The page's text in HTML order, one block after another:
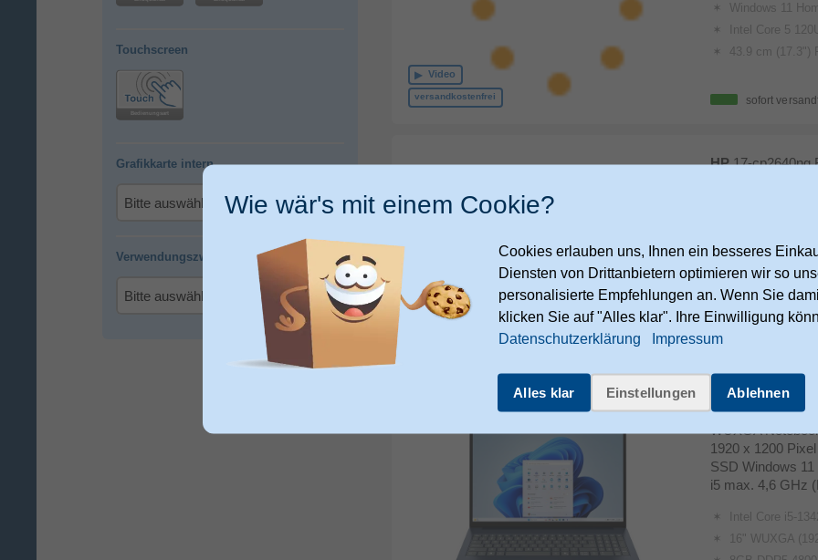
Touchscreen
Grafikkarte intern
Verwendungszweck
versandkostenfrei
Video
Windows 11
Intel Core 5
43.9 cm (17.3")
sofort
HP17-cp2640ng
AMD Ryzen™ 3 7320U (bis zu 4,1 GHz max.
Windows 11
FHD-Display mit
LenovoIdeaPad
WUXGA
1920 x 1200
SSD Windows
i5 max. 4,6 GHz
Intel Core i5-13420H, 8C (4P + 4E)/12T, P-core
16" WUXGA
Wie wär's mit einem Cookie?
Cookies erlauben uns, Ihnen ein besseres
Diensten von Drittanbietern optimieren wir so
personalisierte Empfehlungen an. Wenn Sie
klicken Sie auf "Alles klar". Ihre Einwilligung
Datenschutzerklärung
Impressum
Alles klar Einstellungen Ablehnen